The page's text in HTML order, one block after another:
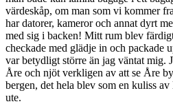
värdeskåp, om man som vi kommer
har datorer, kameror och annat dyrt
med sig i backen! Mitt rum blev
checkade med glädje in och packade
var betydligt större än jag väntat mig.
Åre och njöt verkligen av att se Åre
bergen, det hela blev som en kuliss
ute.